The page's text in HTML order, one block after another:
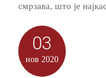
смрзава, што је
03
нов 2020